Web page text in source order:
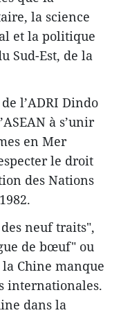
la science
et la politique
Sud-Est, de la
l’ADRI Dindo
à s’unir
en Mer
le droit
des Nations
neuf traits",
de bœuf" ou
Chine manque
internationales​.
dans la